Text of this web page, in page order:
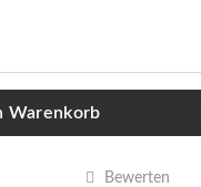
Warenkorb
Bewerten